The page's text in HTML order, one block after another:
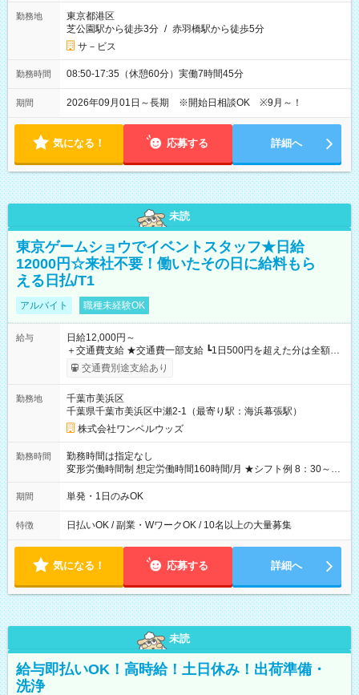
勤務地
東京都港区
芝公園駅から徒歩3分 / 赤羽橋駅から徒歩5分
サ－ビス
勤務時間 08:50-17:35（休憩60分）実働7時間45分
期間 2026年09月01日～長期 ※開始日相談OK ※9月～！
気になる！ 応募する 詳細へ
未読
東京ゲームショウでイベントスタッフ★日給
12000円☆来社不要！働いたその日に給料もら
える日払/T1
アルバイト 職種未経験OK
給与
日給12,000円～
＋交通費支給 ★交通費一部支給 ┗1日500円を超えた分は全額支
給！ ※往復500円以内の方は自己負担となります ★日払いOK！
（規定あり） ┗働いたその日に現金GET♪ お仕事後はコンビニ
なし
交通費別途支給あり
勤務地
千葉市美浜区
千葉県千葉市美浜区中瀬2-1（最寄り駅：海浜幕張駅）
株式会社ワンベルウッズ
勤務時間
勤務時間は指定なし
変形労働時間制 想定労働時間160時間/月 ★シフト例 8：30～
19：00
期間 単発・1日のみOK
特徴 日払いOK / 副業・WワークOK / 10名以上の大量募集
気になる！ 応募する 詳細へ
未読
給与即払いOK！高時給！土日休み！出荷準備・
洗浄